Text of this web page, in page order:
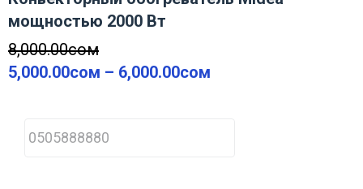
мощностью 2000 Вт
8,000.00сом
5,000.00сом – 6,000.00сом
h
o